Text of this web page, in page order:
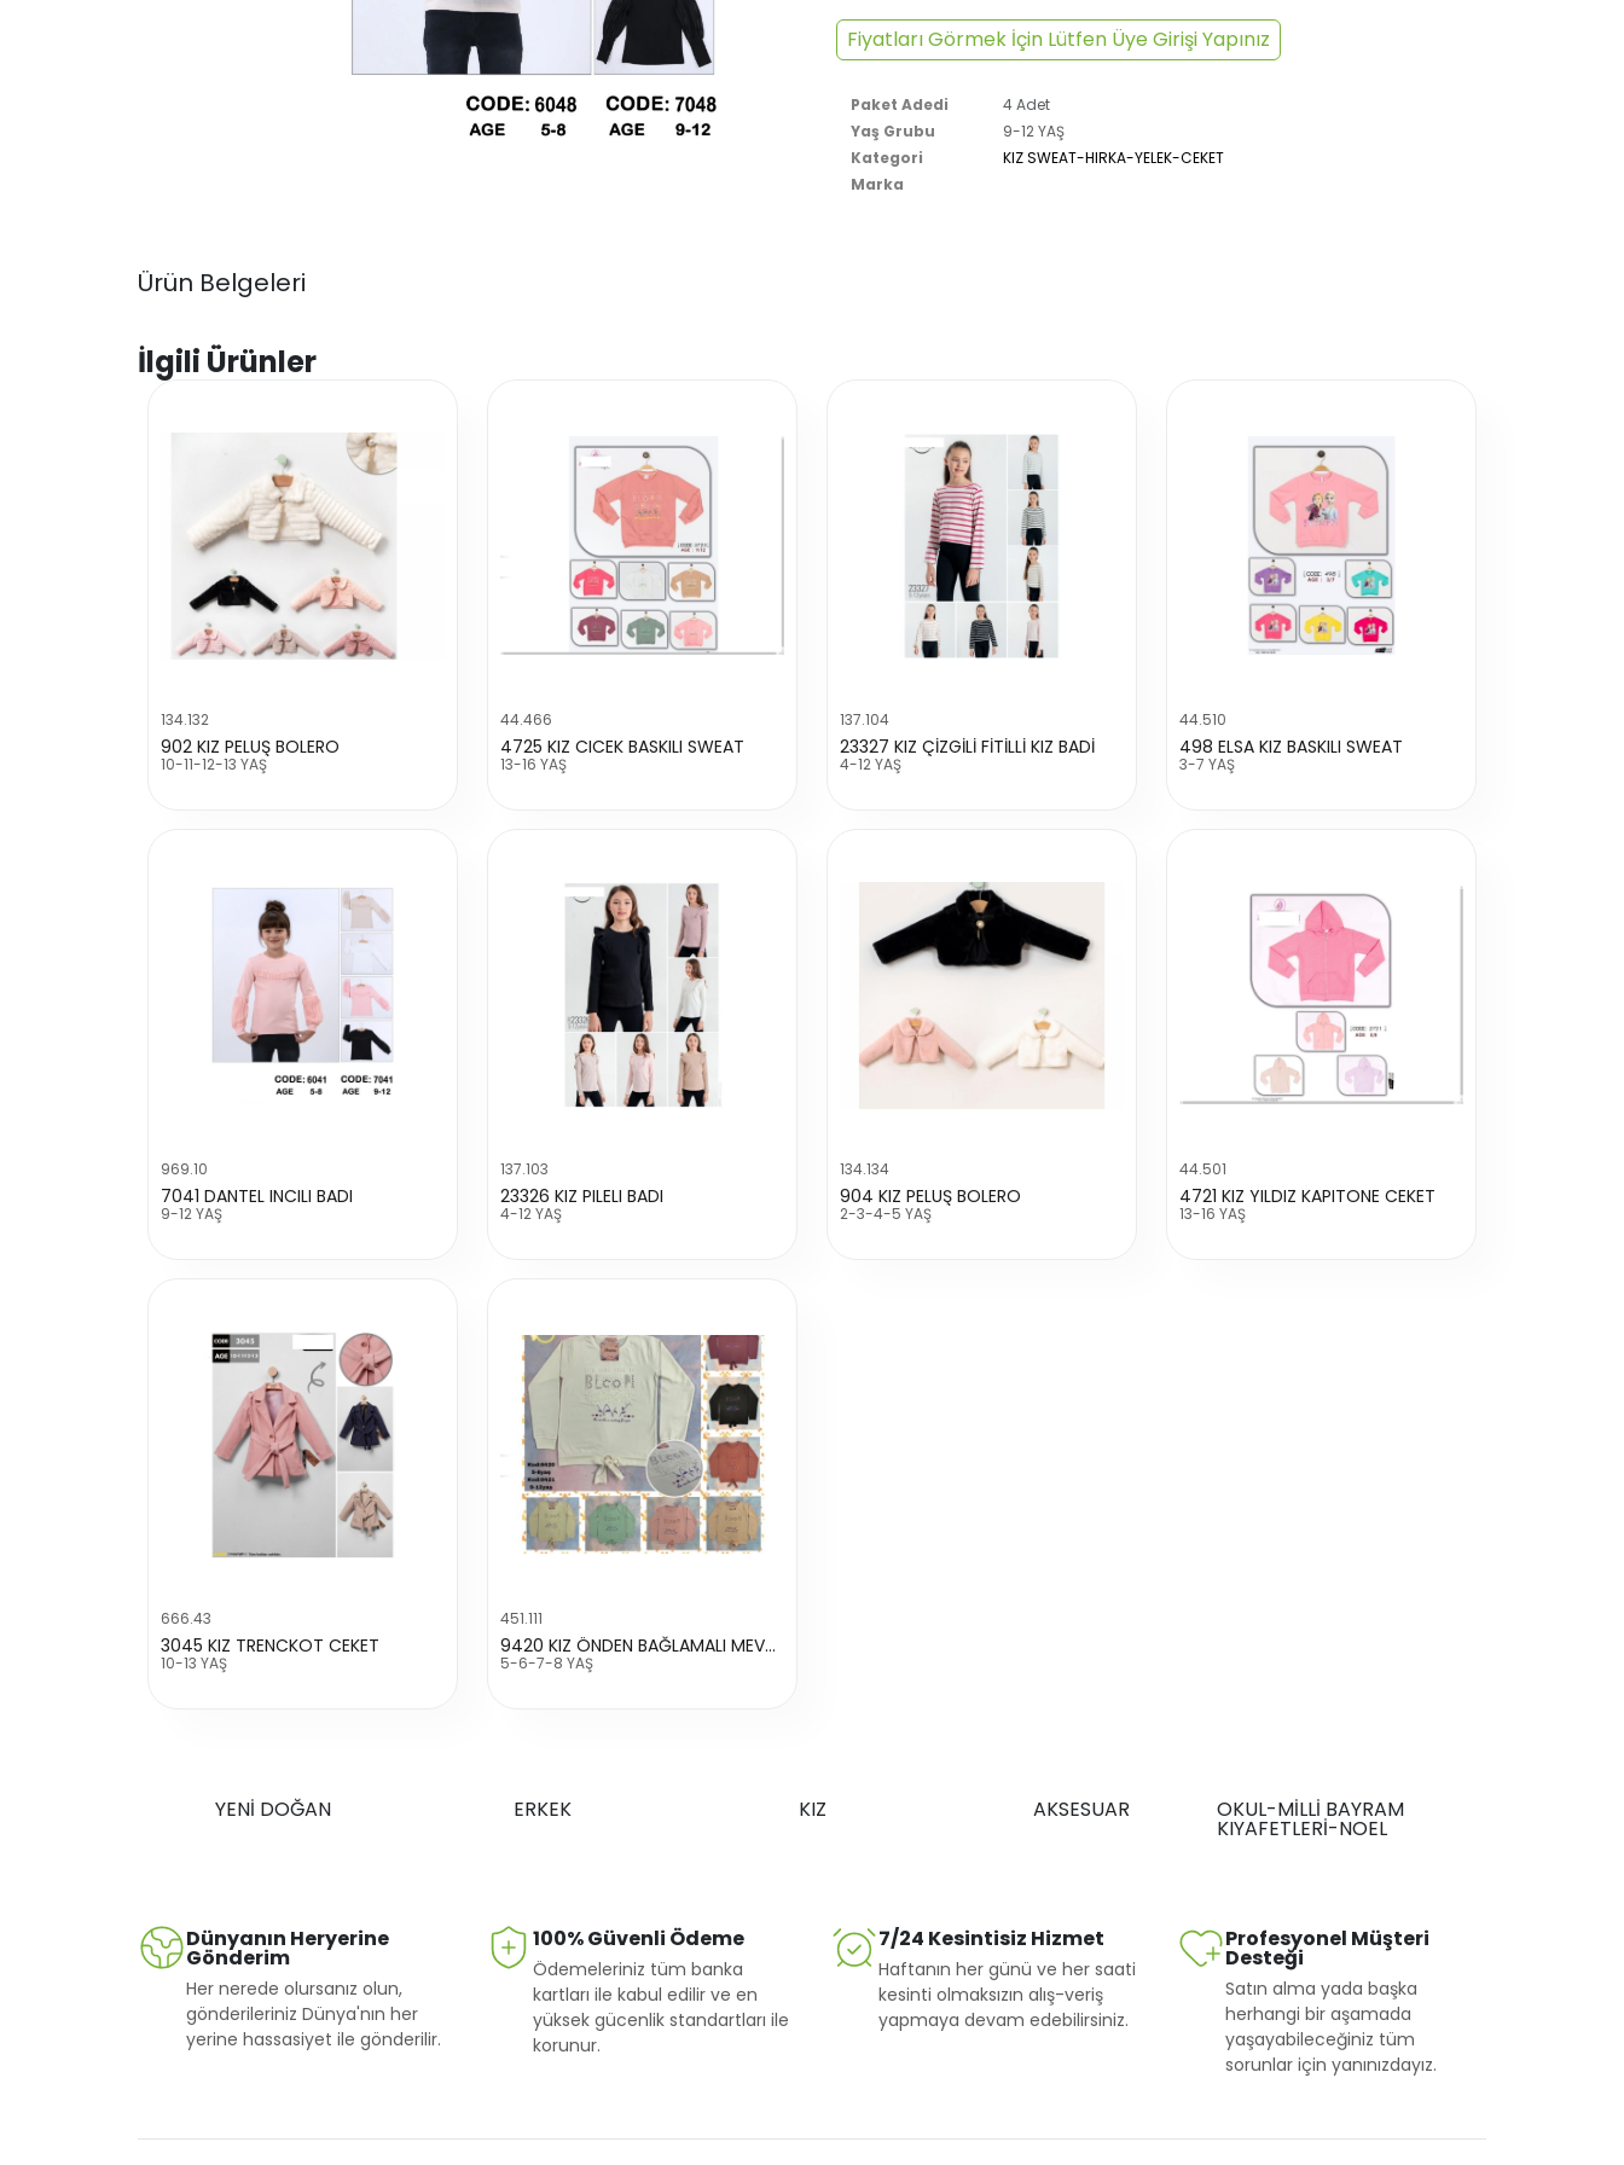
Fiyatları Görmek İçin Lütfen Üye Girişi Yapınız
Paket Adedi
4 Adet
Yaş Grubu
9-12 YAŞ
Kategori
KIZ SWEAT-HIRKA-YELEK-CEKET
Marka
Ürün Belgeleri
İlgili Ürünler
134.132
902 KIZ PELUŞ BOLERO
10-11-12-13 YAŞ
44.466
4725 KIZ CICEK BASKILI SWEAT
13-16 YAŞ
137.104
23327 KIZ ÇİZGİLİ FİTİLLİ KIZ BADİ
4-12 YAŞ
44.510
498 ELSA KIZ BASKILI SWEAT
3-7 YAŞ
969.10
7041 DANTEL INCILI BADI
9-12 YAŞ
137.103
23326 KIZ PILELI BADI
4-12 YAŞ
134.134
904 KIZ PELUŞ BOLERO
2-3-4-5 YAŞ
44.501
4721 KIZ YILDIZ KAPITONE CEKET
13-16 YAŞ
666.43
3045 KIZ TRENCKOT CEKET
10-13 YAŞ
451.111
9420 KIZ ÖNDEN BAĞLAMALI MEVSİMLİK TİŞÖRT
5-6-7-8 YAŞ
YENİ DOĞAN ERKEK KIZ AKSESUAR OKUL-MİLLİ BAYRAM
KIYAFETLERİ-NOEL
Dünyanın Heryerine
Gönderim
Her nerede olursanız olun,
gönderileriniz Dünya'nın her
yerine hassasiyet ile gönderilir.
100% Güvenli Ödeme
Ödemeleriniz tüm banka
kartları ile kabul edilir ve en
yüksek gücenlik standartları ile
korunur.
7/24 Kesintisiz Hizmet
Haftanın her günü ve her saati
kesinti olmaksızın alış-veriş
yapmaya devam edebilirsiniz.
Profesyonel Müşteri
Desteği
Satın alma yada başka
herhangi bir aşamada
yaşayabileceğiniz tüm
sorunlar için yanınızdayız.